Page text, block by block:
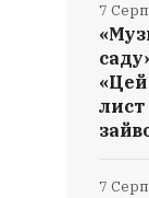
лист
7
7